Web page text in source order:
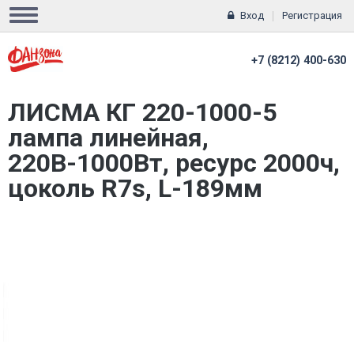
Вход Регистрация
+7 (8212) 400-630
ЛИСМА КГ 220-1000-5
лампа линейная,
220В-1000Вт, ресурс 2000ч,
цоколь R7s, L-189мм